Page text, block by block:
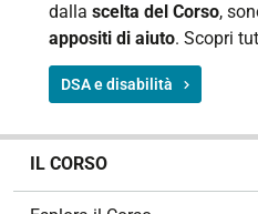
dalla scelta del Corso,
appositi di aiuto. Scopri
DSA e disabilità
IL CORSO